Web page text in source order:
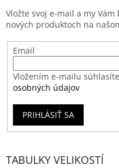
Vložte svoj e-mail a my
nových produktoch na
Email
Vložením e-mailu
osobných údajov
PRIHLÁSIŤ SA
TABULKY VELIKOSTÍ